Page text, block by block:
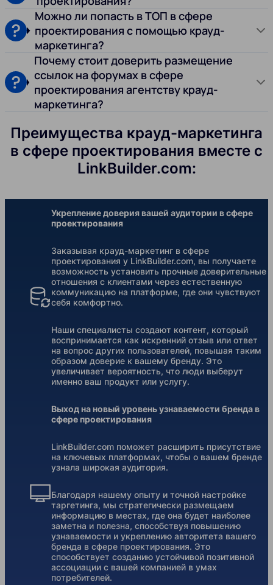
Можно ли попасть в ТОП в сфере
проектирования с помощью крауд-
маркетинга?
Почему стоит доверить размещение
ссылок на форумах в сфере
проектирования агентству крауд-
маркетинга?
Преимущества крауд-маркетинга
в сфере проектирования вместе с
LinkBuilder.com:
Укрепление доверия вашей аудитории в сфере
проектирования
Заказывая крауд-маркетинг в сфере
проектирования у LinkBuilder.com, вы получаете
возможность установить прочные доверительные
отношения с клиентами через естественную
коммуникацию на платформе, где они чувствуют
себя комфортно.
Наши специалисты создают контент, который
воспринимается как искренний отзыв или ответ
на вопрос других пользователей, повышая таким
образом доверие к вашему бренду. Это
увеличивает вероятность, что люди выберут
именно ваш продукт или услугу.
Выход на новый уровень узнаваемости бренда в
сфере проектирования
LinkBuilder.com поможет расширить присутствие
на ключевых платформах, чтобы о вашем бренде
узнала широкая аудитория.
Благодаря нашему опыту и точной настройке
таргетинга, мы стратегически размещаем
информацию в местах, где она будет наиболее
заметна и полезна, способствуя повышению
узнаваемости и укреплению авторитета вашего
бренда в сфере проектирования. Это
способствует созданию устойчивой позитивной
ассоциации с вашей компанией в умах
потребителей.